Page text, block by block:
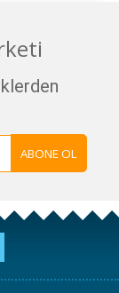
ABONE OL